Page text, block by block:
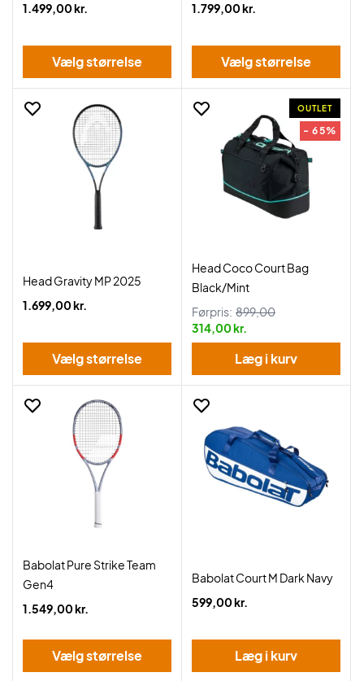
1.499,00 kr.
Vælg størrelse
1.799,00 kr.
Vælg størrelse
Head Gravity MP 2025
1.699,00 kr.
Vælg størrelse
OUTLET
- 65%
Head Coco Court Bag
Black/Mint
Førpris: 899,00
314,00 kr.
Læg i kurv
Babolat Pure Strike Team
Gen4
1.549,00 kr.
Vælg størrelse
Babolat Court M Dark Navy
599,00 kr.
Læg i kurv